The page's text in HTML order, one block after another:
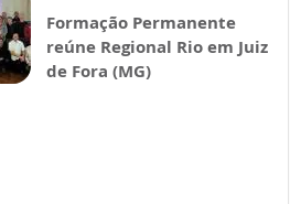
Formação Permanente
reúne Regional Rio em Juiz
de Fora (MG)